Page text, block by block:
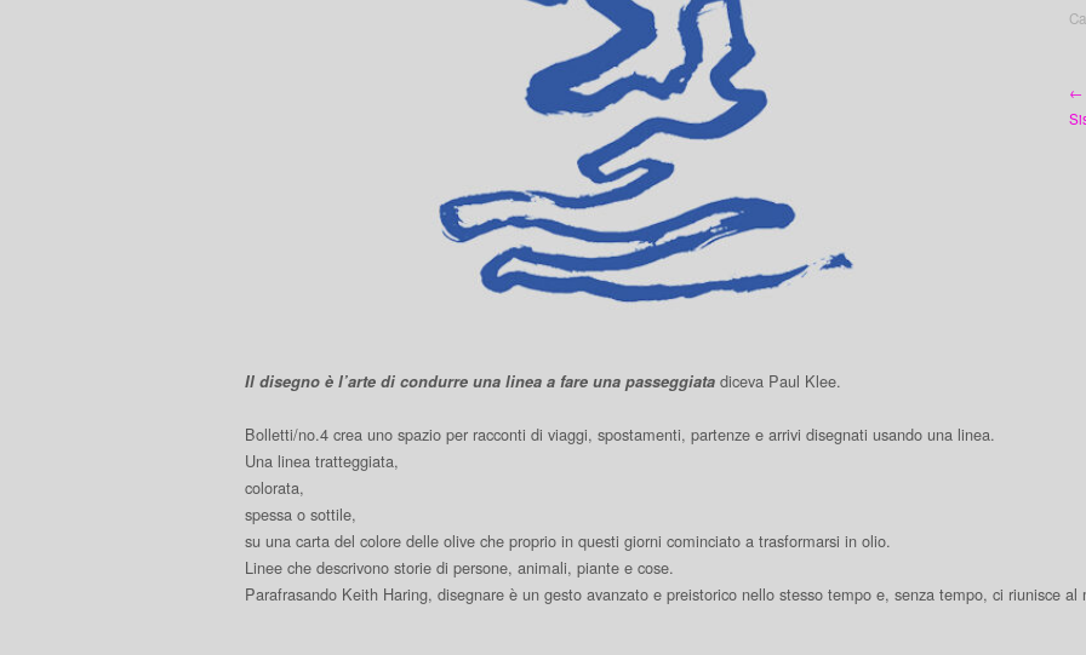
←
Il disegno è l’arte di condurre una linea a fare una passeggiata diceva Paul Klee.
Bolletti/no.4 crea uno spazio per racconti di viaggi, spostamenti, partenze e arrivi disegnati usando una linea.
Una linea tratteggiata,
colorata,
spessa o sottile,
su una carta del colore delle olive che proprio in questi giorni cominciato a trasformarsi in olio.
Linee che descrivono storie di persone, animali, piante e cose.
Parafrasando Keith Haring, disegnare è un gesto avanzato e preistorico nello stesso tempo e, senza tempo, ci riunisce al